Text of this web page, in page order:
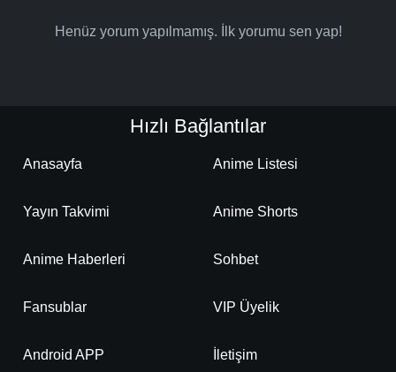
Henüz yorum yapılmamış. İlk yorumu sen yap!
Hızlı Bağlantılar
Anasayfa Anime Listesi
Yayın Takvimi Anime Shorts
Anime Haberleri Sohbet
Fansublar VIP Üyelik
Android APP İletişim